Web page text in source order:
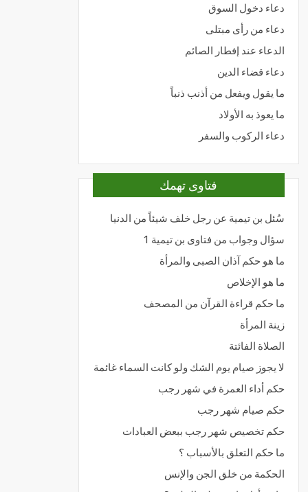
دعاء دخول السوق
دعاء من رأى مبتلى
الدعاء عند إفطار الصائم
دعاء قضاء الدين
ما يقول ويفعل من أذنب ذنباً
ما يعوذ به الأولاد
دعاء الركوب والسفر
فتاوى تهمك
سُئل بن تيمية عن رجل خلف شيئاً من الدنيا
سؤال وجواب من فتاوى بن تيمية 1
ما هو حكم آذان الصبى والمرأة
ما هو الإخلاص
ما حكم قراءة القرآن من المصحف
زينة المرأة
الصلاة الفائتة
لا يجوز صيام يوم الشك ولو كانت السماء غائمة
حكم أداء العمرة في شهر رجب
حكم صيام شهر رجب
حكم تخصيص شهر رجب ببعض العبادات
ما حكم التعلق بالأسباب ؟
الحكمة من خلق الجن والإنس